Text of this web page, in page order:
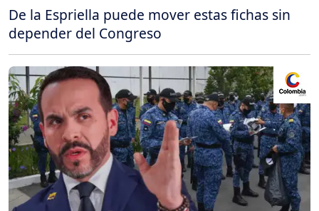
De la Espriella puede mover estas fichas sin
depender del Congreso